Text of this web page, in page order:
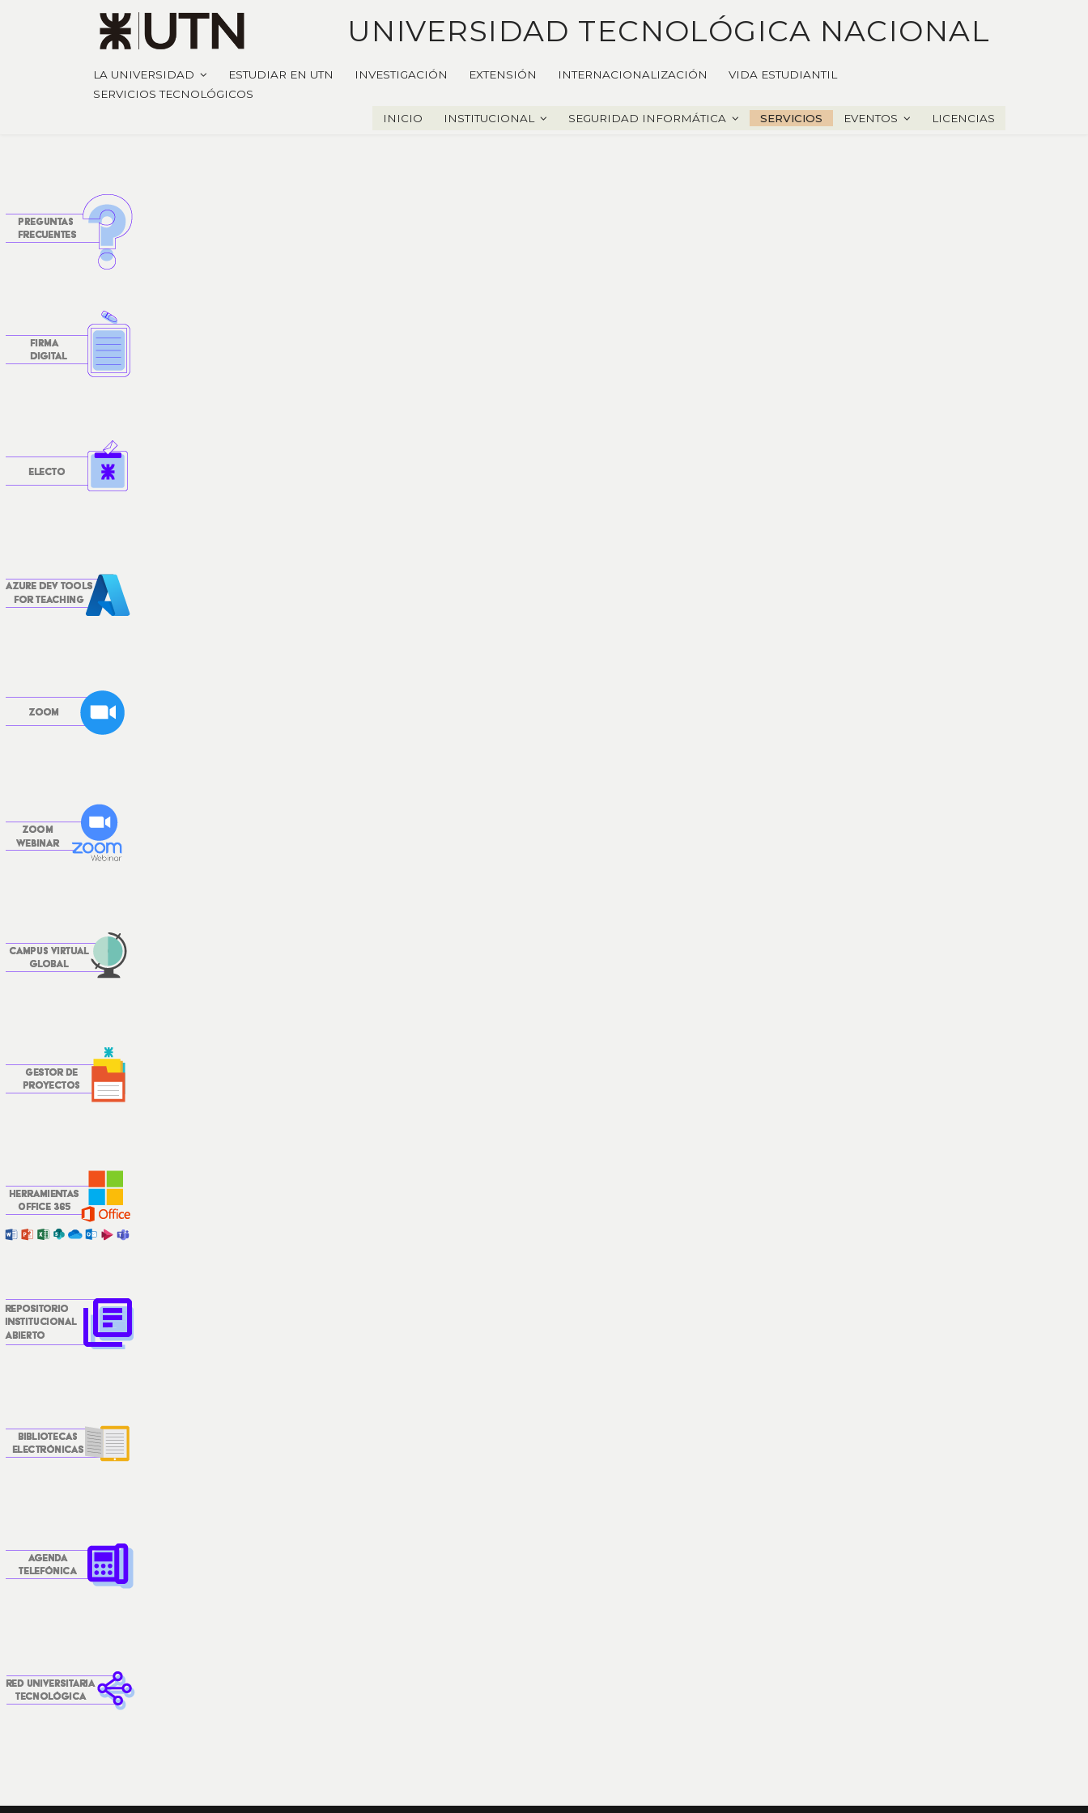
UNIVERSIDAD TECNOLÓGICA NACIONAL
LA UNIVERSIDAD ESTUDIAR EN UTN INVESTIGACIÓN EXTENSIÓN INTERNACIONALIZACIÓN
VIDA ESTUDIANTIL
SERVICIOS TECNOLÓGICOS
INICIO
INSTITUCIONAL SEGURIDAD INFORMÁTICA SERVICIOS EVENTOS LICENCIAS